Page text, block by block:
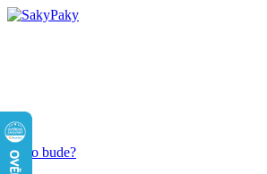
Co to bude?